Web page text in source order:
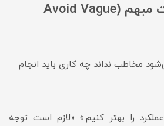
🔹 پرهیز از جملات مبهم (Avoid Vague
مخاطب نداند چه کاری باید انجام
عملکرد را بهتر کنیم.» «لازم است توجه